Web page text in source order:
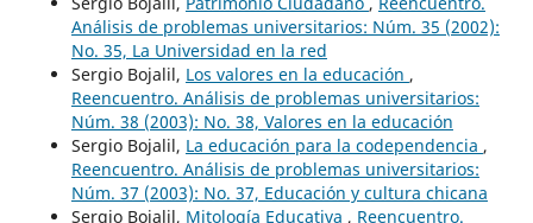
Análisis de problemas universitarios: Núm. 35 (2002):
No. 35, La Universidad en la red
Sergio Bojalil, Los valores en la educación ,
Reencuentro. Análisis de problemas universitarios:
Núm. 38 (2003): No. 38, Valores en la educación
Sergio Bojalil, La educación para la codependencia ,
Reencuentro. Análisis de problemas universitarios:
Núm. 37 (2003): No. 37, Educación y cultura chicana
Sergio Bojalil, Mitología Educativa , Reencuentro.